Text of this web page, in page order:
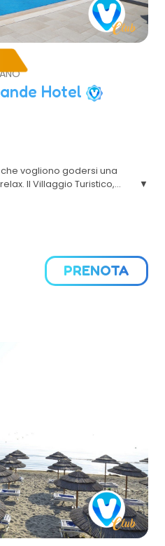
Hotel
vogliono godersi una
Il Villaggio Turistico,
tratto di costa che va da
più suggestivi del
PRENOTA